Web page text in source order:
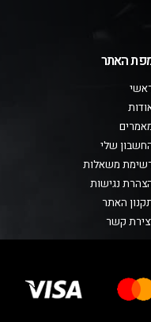
האתר
שלי
משאלות
נגישות
האתר
קשר